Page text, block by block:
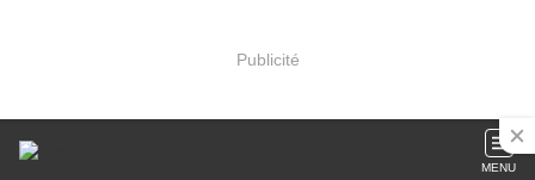
Publicité
MENU